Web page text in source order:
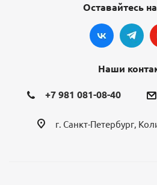
Оставайтесь
Наши
+7 981 081-08-40
г. Санкт-Петербург,